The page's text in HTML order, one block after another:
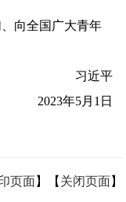
向全国广大青年
习近平
2023年5月1日
页面】【 关闭页面】